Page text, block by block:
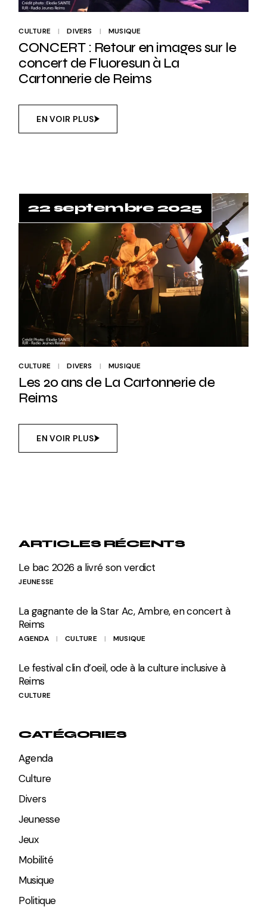
CULTURE DIVERS MUSIQUE
CONCERT : Retour en images sur le
concert de Fluoresun à La
Cartonnerie de Reims
EN VOIR PLUS
22 septembre 2025
CULTURE DIVERS MUSIQUE
Les 20 ans de La Cartonnerie de
Reims
EN VOIR PLUS
ARTICLES RÉCENTS
Le bac 2026 a livré son verdict
JEUNESSE
La gagnante de la Star Ac, Ambre, en concert à
Reims
AGENDA CULTURE MUSIQUE
Le festival clin d’oeil, ode à la culture inclusive à
Reims
CULTURE
CATÉGORIES
Agenda
Culture
Divers
Jeunesse
Jeux
Mobilité
Musique
Politique